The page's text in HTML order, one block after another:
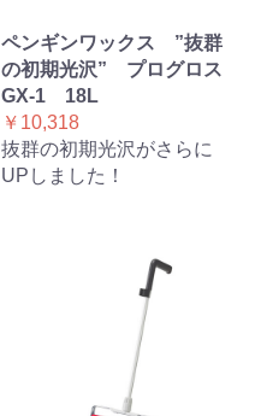
ペンギンワックス ”抜群
の初期光沢” プログロス
GX-1 18L
￥10,318
抜群の初期光沢がさらに
UPしました！